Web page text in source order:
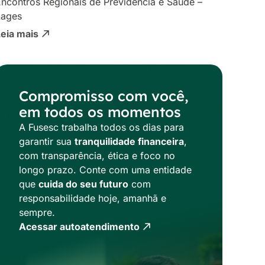
mais
Compromisso com você,
em todos os momentos
A Fusesc trabalha todos os dias para
garantir sua tranquilidade financeira,
com transparência, ética e foco no
longo prazo. Conte com uma entidade
que cuida do seu futuro com
responsabilidade hoje, amanhã e
sempre.
Acessar autoatendimento